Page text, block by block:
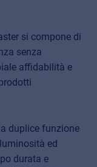
si compone di
senza
affidabilità e
duplice funzione
ed
durata e